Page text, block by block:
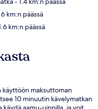
km:n päässä
km:n päässä
käyttöön maksuttoman
10 minuutin kävelymatkan